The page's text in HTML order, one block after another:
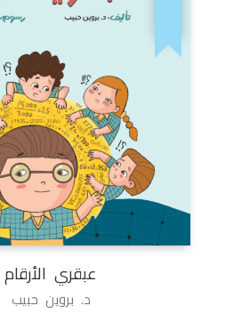
عبقري الأرقام
د. بروين حبيب